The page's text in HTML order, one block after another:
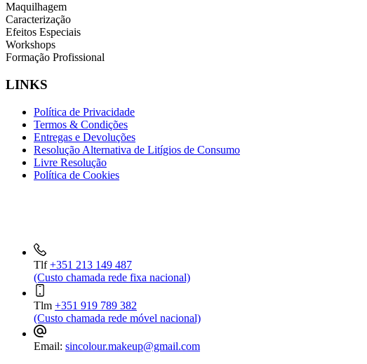
Maquilhagem
Caracterização
Efeitos Especiais
Workshops
Formação Profissional
LINKS
Política de Privacidade
Termos & Condições
Entregas e Devoluções
Resolução Alternativa de Litígios de Consumo
Livre Resolução
Política de Cookies
Tlf+351 213 149 487
(Custo chamada rede fixa nacional)
Tlm +351 919 789 382
(Custo chamada rede móvel nacional)
Email: sincolour.makeup@gmail.com